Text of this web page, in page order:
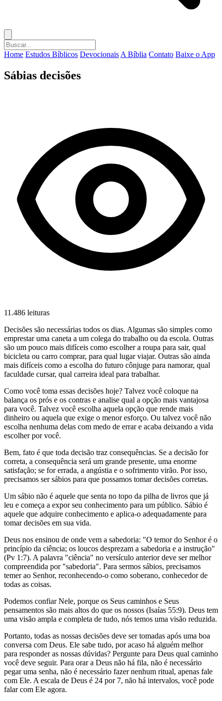
Home Estudos Bíblicos Devocionais A Bíblia Contato Baixe o App
Sábias decisões
11.486 leituras
Decisões são necessárias todos os dias. Algumas são simples como
emprestar uma caneta a um colega do trabalho ou da escola. Outras
são um pouco mais difíceis como escolher a roupa para sair, qual
bicicleta ou carro comprar, para qual lugar viajar. Outras são ainda
mais difíceis como a escolha do futuro cônjuge para namorar, qual
faculdade cursar, qual carreira ideal para trabalhar.
Como você toma essas decisões hoje? Talvez você coloque na
balança os prós e os contras e analise qual a opção mais vantajosa
para você. Talvez você escolha aquela opção que rende mais
dinheiro ou aquela que exige o menor esforço. Ou talvez você não
escolha nenhuma delas com medo de errar e acaba deixando a vida
escolher por você.
Bem, fato é que toda decisão traz consequências. Se a decisão for
correta, a consequência será um grande presente, uma enorme
satisfação; se for errada, a angústia e o sofrimento virão. Por isso,
precisamos ser sábios para que possamos tomar decisões corretas.
Um sábio não é aquele que senta no topo da pilha de livros que já
leu e começa a expor seu conhecimento para um público. Sábio é
aquele que adquire conhecimento e aplica-o adequadamente para
tomar decisões em sua vida.
Deus nos ensinou de onde vem a sabedoria: "O temor do Senhor é o
princípio da ciência; os loucos desprezam a sabedoria e a instrução"
(Pv 1:7). A palavra "ciência" no versículo anterior deve ser melhor
compreendida por "sabedoria". Para sermos sábios, precisamos
temer ao Senhor, reconhecendo-o como soberano, conhecedor de
todas as coisas.
Podemos confiar Nele, porque os Seus caminhos e Seus
pensamentos são mais altos do que os nossos (Isaías 55:9). Deus tem
uma visão ampla e completa de tudo, nós temos uma visão reduzida.
Portanto, todas as nossas decisões deve ser tomadas após uma boa
conversa com Deus. Ele sabe tudo, por acaso há alguém melhor
para responder as nossas dúvidas? Pergunte para Deus qual caminho
você deve seguir. Para orar a Deus não há fila, não é necessário
pegar uma senha, não é necessário fazer nenhum ritual, apenas fale
com Ele. A escala de Deus é 24 por 7, não há intervalos, você pode
falar com Ele agora.